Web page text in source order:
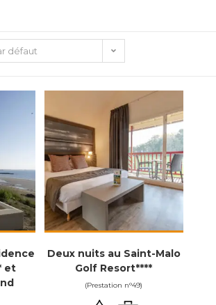
défaut
et
Deux nuits au Saint-Malo
Golf Resort****
(Prestation n°49)